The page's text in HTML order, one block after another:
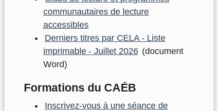
communautaires de lecture
accessibles
Derniers titres par CELA - Liste
imprimable - Juillet 2026 (document
Word)
Formations du CAÉB
Inscrivez-vous à une séance de